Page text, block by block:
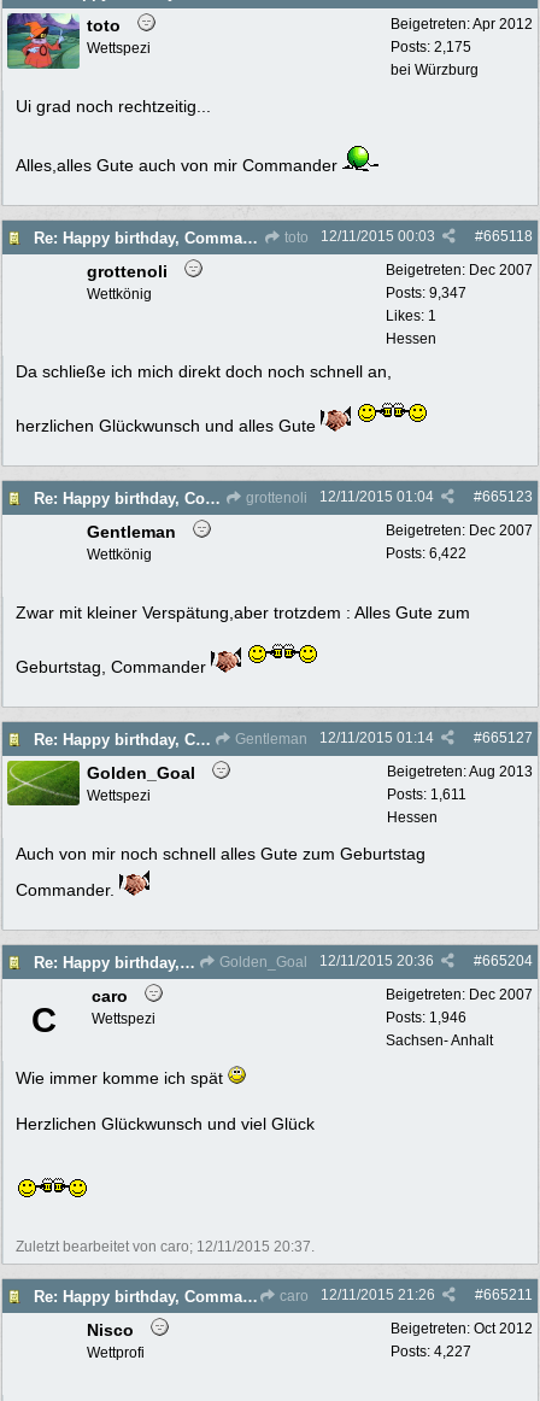
Beigetreten:Apr 2012
Posts: 2,175
bei Würzburg
toto
Wettspezi
Ui grad noch rechtzeitig...
Alles,alles Gute auch von mir Commander
Re: Happy birthday, Commander! toto #665118
12/11/2015 00:03
Beigetreten: Dec 2007
Posts: 9,347
Likes: 1
Hessen
grottenoli
Wettkönig
Da schließe ich mich direkt doch noch schnell an,
herzlichen Glückwunsch und alles Gute
Re: Happy birthday, Commander! grottenoli #665123
12/11/2015 01:04
Beigetreten: Dec 2007
Posts: 6,422
Gentleman
Wettkönig
Zwar mit kleiner Verspätung,aber trotzdem : Alles Gute zum
Geburtstag, Commander
Re: Happy birthday, Commander! Gentleman #665127
12/11/2015 01:14
Beigetreten:Aug 2013
Posts: 1,611
Hessen
Golden_Goal
Wettspezi
Auch von mir noch schnell alles Gute zum Geburtstag
Commander.
Re: Happy birthday, Commander! Golden_Goal #665204
12/11/2015 20:36
Beigetreten: Dec 2007
Posts: 1,946
Sachsen- Anhalt
C
caro
Wettspezi
Wie immer komme ich spät
Herzlichen Glückwunsch und viel Glück
Zuletzt bearbeitet von caro; 12/11/2015 20:37.
Re: Happy birthday, Commander! caro #665211
12/11/2015 21:26
Beigetreten: Oct 2012
Posts: 4,227
Nisco
Wettprofi